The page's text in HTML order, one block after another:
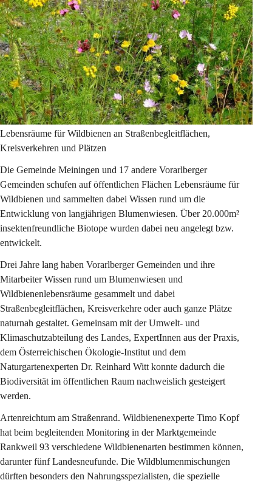
Lebensräume für Wildbienen an Straßenbegleitflächen,
Kreisverkehren und Plätzen
Die Gemeinde Meiningen und 17 andere Vorarlberger
Gemeinden schufen auf öffentlichen Flächen Lebensräume für
Wildbienen und sammelten dabei Wissen rund um die
Entwicklung von langjährigen Blumenwiesen. Über 20.000m²
insektenfreundliche Biotope wurden dabei neu angelegt bzw.
entwickelt.
Drei Jahre lang haben Vorarlberger Gemeinden und ihre
Mitarbeiter Wissen rund um Blumenwiesen und
Wildbienenlebensräume gesammelt und dabei
Straßenbegleitflächen, Kreisverkehre oder auch ganze Plätze
naturnah gestaltet. Gemeinsam mit der Umwelt- und
Klimaschutzabteilung des Landes, ExpertInnen aus der Praxis,
dem Österreichischen Ökologie-Institut und dem
Naturgartenexperten Dr. Reinhard Witt konnte dadurch die
Biodiversität im öffentlichen Raum nachweislich gesteigert
werden.
Artenreichtum am Straßenrand. Wildbienenexperte Timo Kopf
hat beim begleitenden Monitoring in der Marktgemeinde
Rankweil 93 verschiedene Wildbienenarten bestimmen können,
darunter fünf Landesneufunde. Die Wildblumenmischungen
dürften besonders den Nahrungsspezialisten, die spezielle